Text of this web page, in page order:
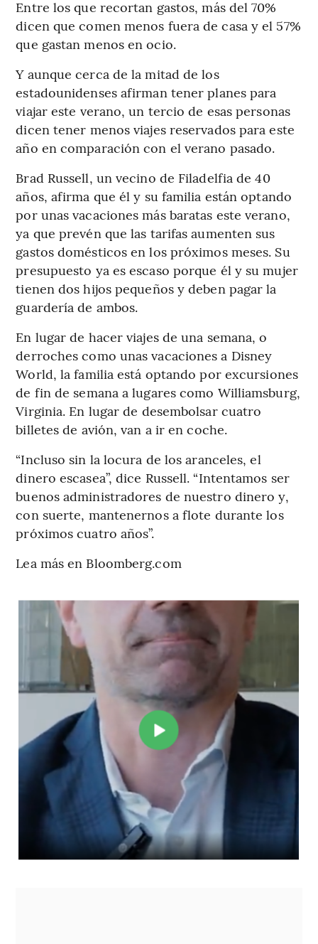
Entre los que recortan gastos, más del 70%
dicen que comen menos fuera de casa y el 57%
que gastan menos en ocio.
Y aunque cerca de la mitad de los
estadounidenses afirman tener planes para
viajar este verano, un tercio de esas personas
dicen tener menos viajes reservados para este
año en comparación con el verano pasado.
Brad Russell, un vecino de Filadelfia de 40
años, afirma que él y su familia están optando
por unas vacaciones más baratas este verano,
ya que prevén que las tarifas aumenten sus
gastos domésticos en los próximos meses. Su
presupuesto ya es escaso porque él y su mujer
tienen dos hijos pequeños y deben pagar la
guardería de ambos.
En lugar de hacer viajes de una semana, o
derroches como unas vacaciones a Disney
World, la familia está optando por excursiones
de fin de semana a lugares como Williamsburg,
Virginia. En lugar de desembolsar cuatro
billetes de avión, van a ir en coche.
“Incluso sin la locura de los aranceles, el
dinero escasea”, dice Russell. “Intentamos ser
buenos administradores de nuestro dinero y,
con suerte, mantenernos a flote durante los
próximos cuatro años”.
Lea más en Bloomberg.com